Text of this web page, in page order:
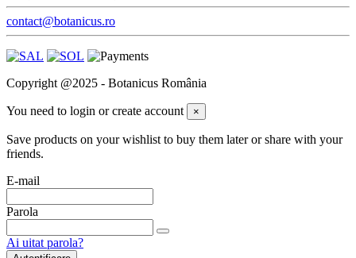
contact@botanicus.ro
Copyright @2025 - Botanicus România
You need to login or create account ×
Save products on your wishlist to buy them later or share with your
friends.
E-mail
Parola
Ai uitat parola?